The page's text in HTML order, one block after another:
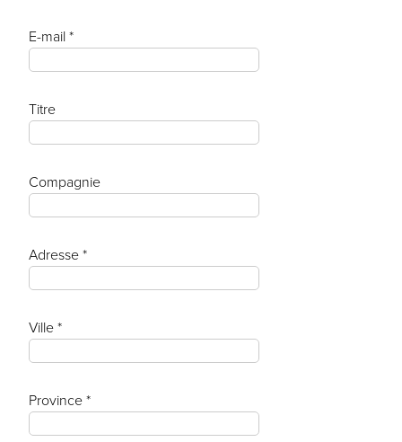
E-mail *
Titre
Compagnie
Adresse *
Ville *
Province *